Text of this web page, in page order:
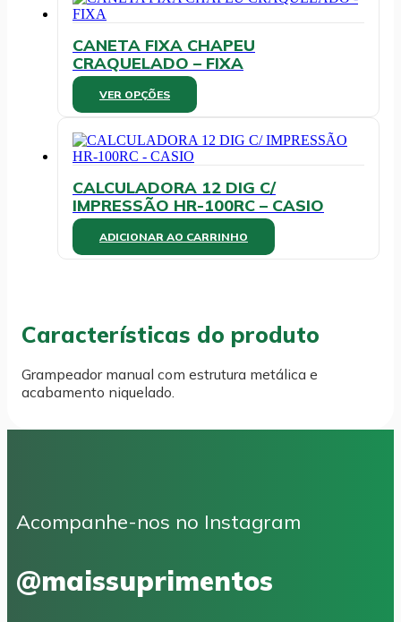
CANETA FIXA CHAPEU
CRAQUELADO – FIXA
VER OPÇÕES
produto
várias
opções
podem
ser
escolhidas
na
CALCULADORA 12 DIG C/
IMPRESSÃO HR-100RC – CASIO
ADICIONAR AO CARRINHO
Características do produto
Grampeador manual com estrutura metálica e
acabamento niquelado.
Acompanhe-nos no Instagram
@maissuprimentos